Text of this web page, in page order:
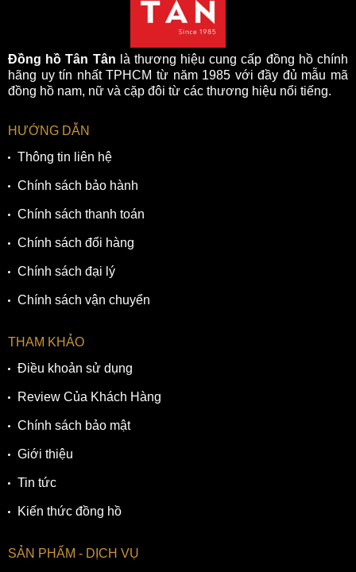
Đồng hồ Tân Tân là thương hiệu cung cấp đồng hồ chính
hãng uy tín nhất TPHCM từ năm 1985 với đầy đủ mẫu mã
đồng hồ nam, nữ và cặp đôi từ các thương hiệu nổi tiếng.
HƯỚNG DẪN
Thông tin liên hệ
Chính sách bảo hành
Chính sách thanh toán
Chính sách đổi hàng
Chính sách đại lý
Chính sách vận chuyển
THAM KHẢO
Điều khoản sử dụng
Review Của Khách Hàng
Chính sách bảo mật
Giới thiệu
Tin tức
Kiến thức đồng hồ
SẢN PHẨM - DỊCH VỤ